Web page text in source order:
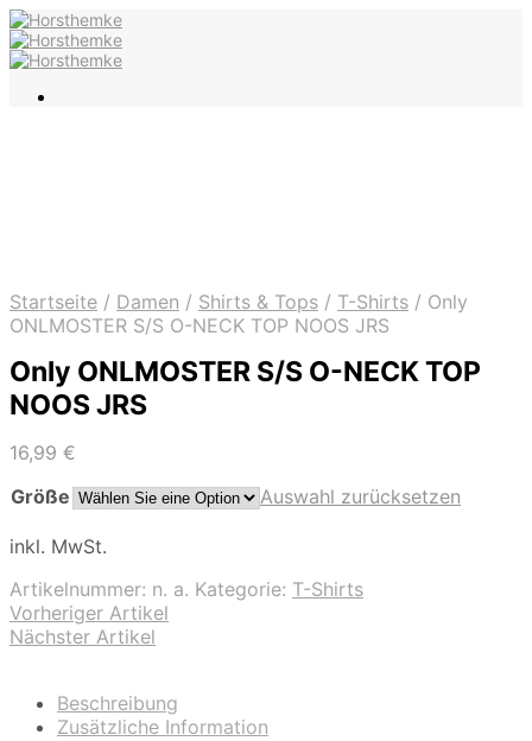
Startseite / Damen / Shirts & Tops / T-Shirts / Only
ONLMOSTER S/S O-NECK TOP NOOS JRS
Only ONLMOSTER S/S O-NECK TOP
NOOS JRS
16,99 €
Größe
Auswahl zurücksetzen
inkl. MwSt.
Artikelnummer: n. a. Kategorie: T-Shirts
Vorheriger Artikel
Nächster Artikel
Beschreibung
Zusätzliche Information